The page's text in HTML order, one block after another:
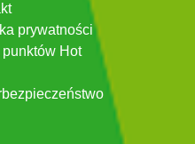
prywatności
punktów Hot